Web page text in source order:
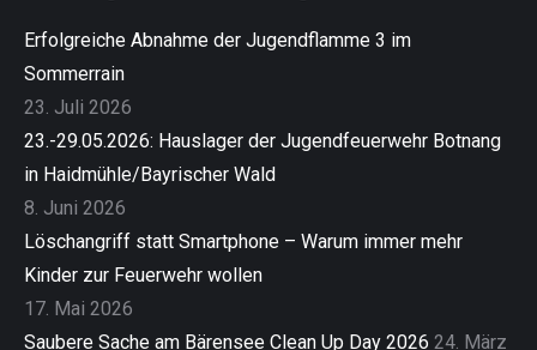
Erfolgreiche Abnahme der Jugendflamme 3 im
Sommerrain
23. Juli 2026
23.-29.05.2026: Hauslager der Jugendfeuerwehr Botnang
in Haidmühle/Bayrischer Wald
8. Juni 2026
Löschangriff statt Smartphone – Warum immer mehr
Kinder zur Feuerwehr wollen
17. Mai 2026
Saubere Sache am Bärensee Clean Up Day 2026 24. März